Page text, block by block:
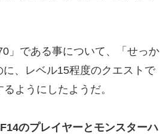
」である事について、「せっか
、レベル15程度のクエストで
ようにしたようだ。
のプレイヤーとモンスターハ